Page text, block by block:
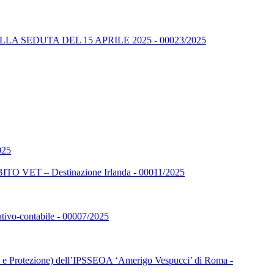
SEDUTA DEL 15 APRILE 2025 - 00023/2025
VET – Destinazione Irlanda - 00011/2025
contabile - 00007/2025
Protezione) dell’IPSSEOA ‘Amerigo Vespucci’ di Roma -